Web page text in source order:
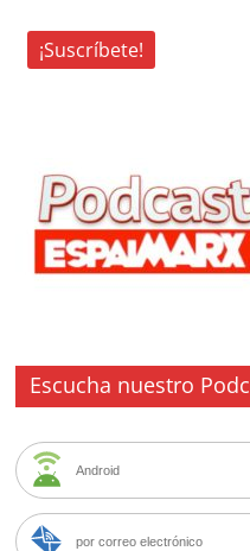
Escucha nuestro
Android
por correo electrónico